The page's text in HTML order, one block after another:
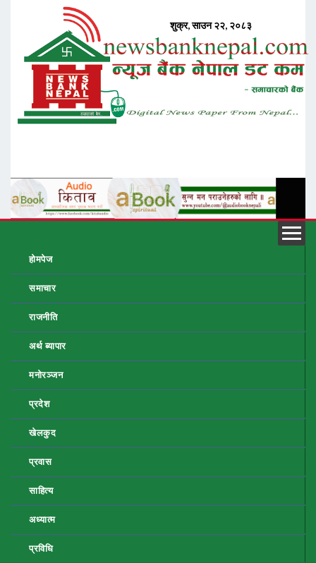
होमपेज
समाचार
राजनीति
अर्थ ब्यापार
मनोरञ्जन
प्रदेश
खेलकुद
प्रवास
साहित्य
अध्यात्म
प्रविधि